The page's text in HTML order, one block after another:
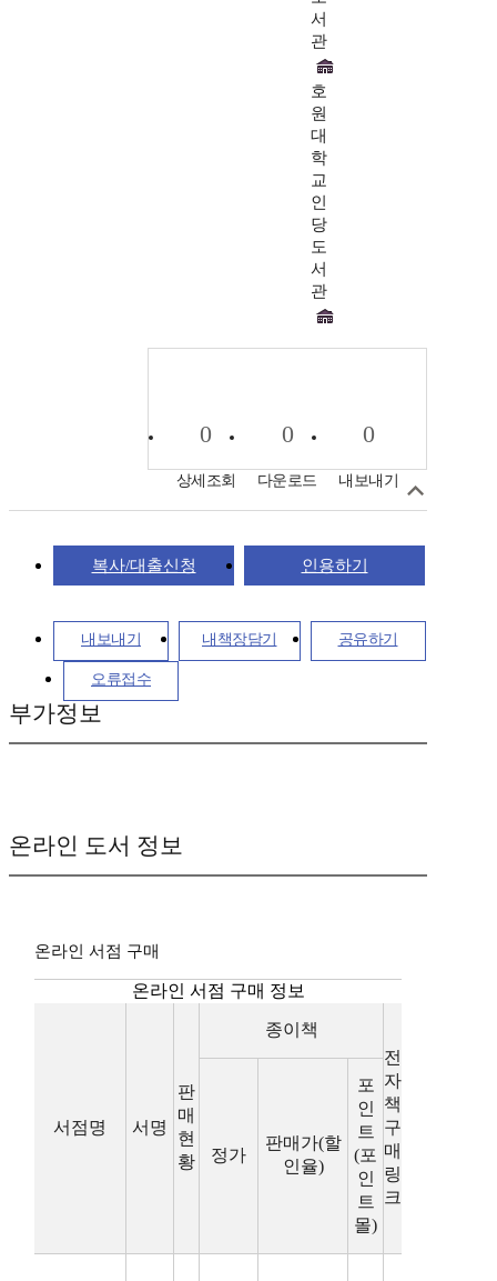
서
관
호
원
대
학
교
인
당
도
서
관
0
상세조회
0
다운로드
0
내보내기
복사/대출신청 인용하기
내보내기 내책장담기 공유하기
오류접수
부가정보
온라인 도서 정보
온라인 서점 구매
온라인 서점 구매 정보
서점명 서명
판
매
현
황
종이책
전
자
책
구
매
링
크
정가
판매가(할
인율)
포
인
트
(포
인
트
몰)